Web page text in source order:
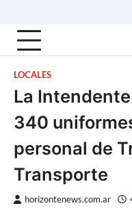
content
LOCALES
La
340
personal de
Transporte
horizontenews.com.ar